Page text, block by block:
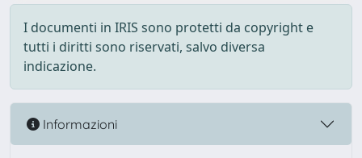
I documenti in IRIS sono protetti da copyright e
tutti i diritti sono riservati, salvo diversa
indicazione.
Informazioni